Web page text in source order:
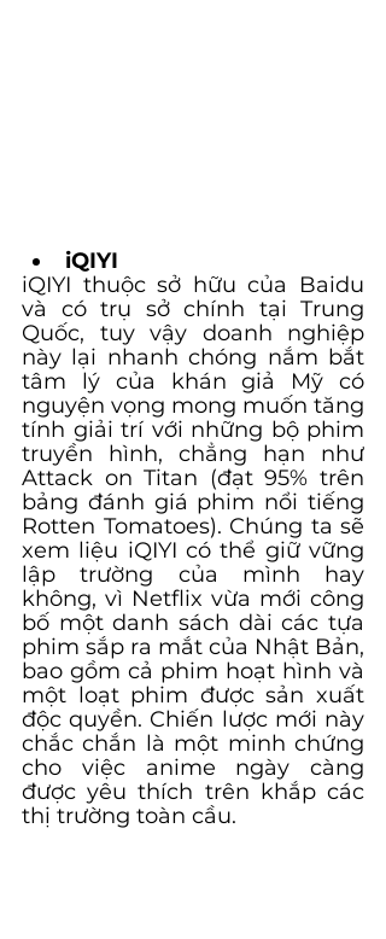
iQIYI
iQIYI thuộc sở hữu của Baidu
và có trụ sở chính tại Trung
Quốc, tuy vậy doanh nghiệp
này lại nhanh chóng nắm bắt
tâm lý của khán giả Mỹ có
nguyện vọng mong muốn tăng
tính giải trí với những bộ phim
truyền hình, chẳng hạn như
Attack on Titan (đạt 95% trên
bảng đánh giá phim nổi tiếng
Rotten Tomatoes). Chúng ta sẽ
xem liệu iQIYI có thể giữ vững
lập trường của mình hay
không, vì Netflix vừa mới công
bố một danh sách dài các tựa
phim sắp ra mắt của Nhật Bản,
bao gồm cả phim hoạt hình và
một loạt phim được sản xuất
độc quyền. Chiến lược mới này
chắc chắn là một minh chứng
cho việc anime ngày càng
được yêu thích trên khắp các
thị trường toàn cầu.